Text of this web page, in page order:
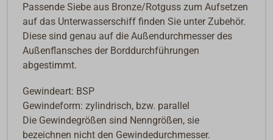
Passende Siebe aus Bronze/Rotguss zum Aufsetzen
auf das Unterwasserschiff finden Sie unter Zubehör.
Diese sind genau auf die Außendurchmesser des
Außenflansches der Borddurchführungen
abgestimmt.
Gewindeart: BSP
Gewindeform: zylindrisch, bzw. parallel
Die Gewindegrößen sind Nenngrößen, sie
bezeichnen nicht den Gewindedurchmesser.